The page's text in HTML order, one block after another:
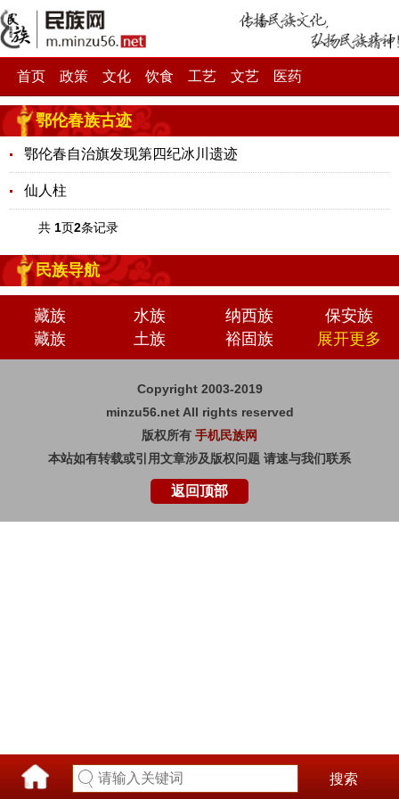
首页 政策 文化 饮食 工艺 文艺 医药
鄂伦春族古迹
鄂伦春自治旗发现第四纪冰川遗迹
仙人柱
共 1页2条记录
民族导航
藏族 水族 纳西族
保安族
藏族
土族 裕固族 展开更多
Copyright 2003-2019
minzu56.net All rights reserved
版权所有 手机民族网
本站如有转载或引用文章涉及版权问题 请速与我们联系
返回顶部
搜索